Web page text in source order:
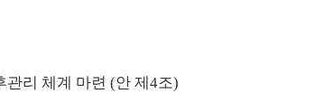
관리 체계 마련 (안 제4조)